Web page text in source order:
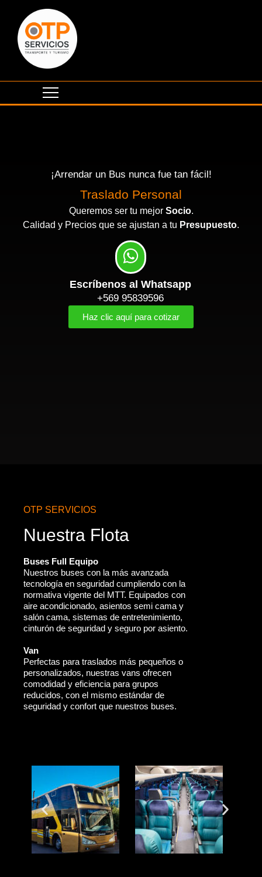
¡Arrendar un Bus nunca fue tan fácil!
Traslado Personal
Queremos ser tu mejor Socio.
Calidad y Precios que se ajustan a tu Presupuesto.
Escríbenos al Whatsapp
+569 95839596
Haz clic aquí para cotizar
OTP SERVICIOS
Nuestra Flota
Buses Full Equipo
Nuestros buses con la más avanzada
tecnología en seguridad cumpliendo con la
normativa vigente del MTT. Equipados con
aire acondicionado, asientos semi cama y
salón cama, sistemas de entretenimiento,
cinturón de seguridad y seguro por asiento.
Van
Perfectas para traslados más pequeños o
personalizados, nuestras vans ofrecen
comodidad y eficiencia para grupos
reducidos, con el mismo estándar de
seguridad y confort que nuestros buses.